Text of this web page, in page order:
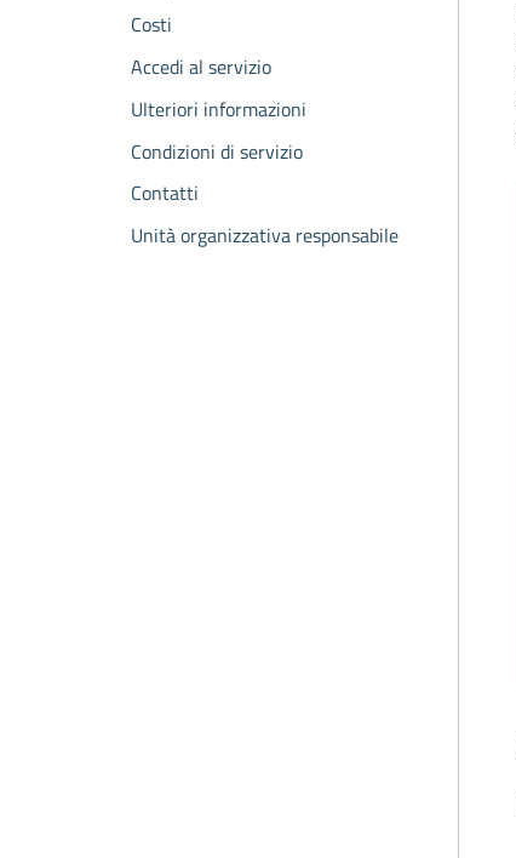
Costi
Accedi al servizio
Ulteriori informazioni
Condizioni di servizio
Contatti
Unità organizzativa responsabile